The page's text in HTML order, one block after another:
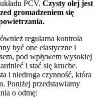
PCV. Czysty olej jest
gromadzeniem się
regularna kontrola
być one elastyczne i
pod wpływem wysokiej
i stać się kruche.
i niedroga czynność, która
Poniżej przedstawiamy
o odmę: